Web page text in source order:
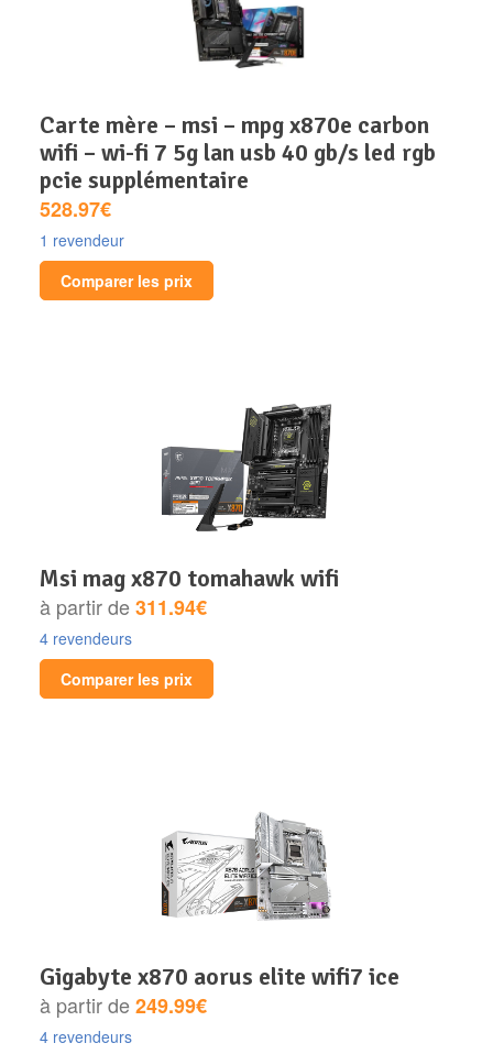
carte mère – msi – mpg x870e carbon
wifi – wi-fi 7 5g lan usb 40 gb/s led rgb
pcie supplémentaire
528.97€
1 revendeur
Comparer les prix
msi mag x870 tomahawk wifi
à partir de311.94€
4 revendeurs
Comparer les prix
gigabyte x870 aorus elite wifi7 ice
à partir de249.99€
4 revendeurs